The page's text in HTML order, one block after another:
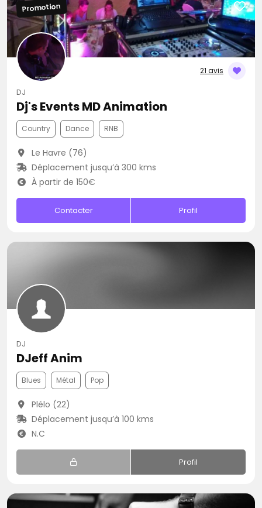
21 avis
Promotion
DJ
Dj's Events MD Animation
Country Dance RNB
Le Havre (76)
Déplacement jusqu’à 300 kms
À partir de 150€
Contacter Profil
DJ
DJeff Anim
Blues Métal Pop
Plélo (22)
Déplacement jusqu’à 100 kms
N.C
Profil